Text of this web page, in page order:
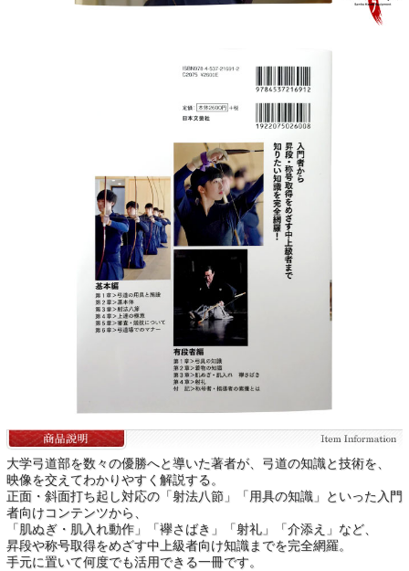
大学弓道部を数々の優勝へと導いた著者が、弓道の知識と技術を、
映像を交えてわかりやすく解説する。
正面・斜面打ち起し対応の「射法八節」「用具の知識」といった入門
者向けコンテンツから、
「肌ぬぎ・肌入れ動作」「襷さばき」「射礼」「介添え」など、
昇段や称号取得をめざす中上級者向け知識までを完全網羅。
手元に置いて何度でも活用できる一冊です。